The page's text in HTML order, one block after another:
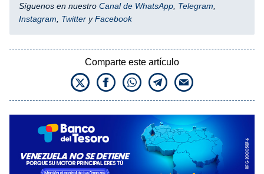
Síguenos en nuestro Canal de WhatsApp Telegram
Instagram
Twitter yFacebook
Comparte este artículo